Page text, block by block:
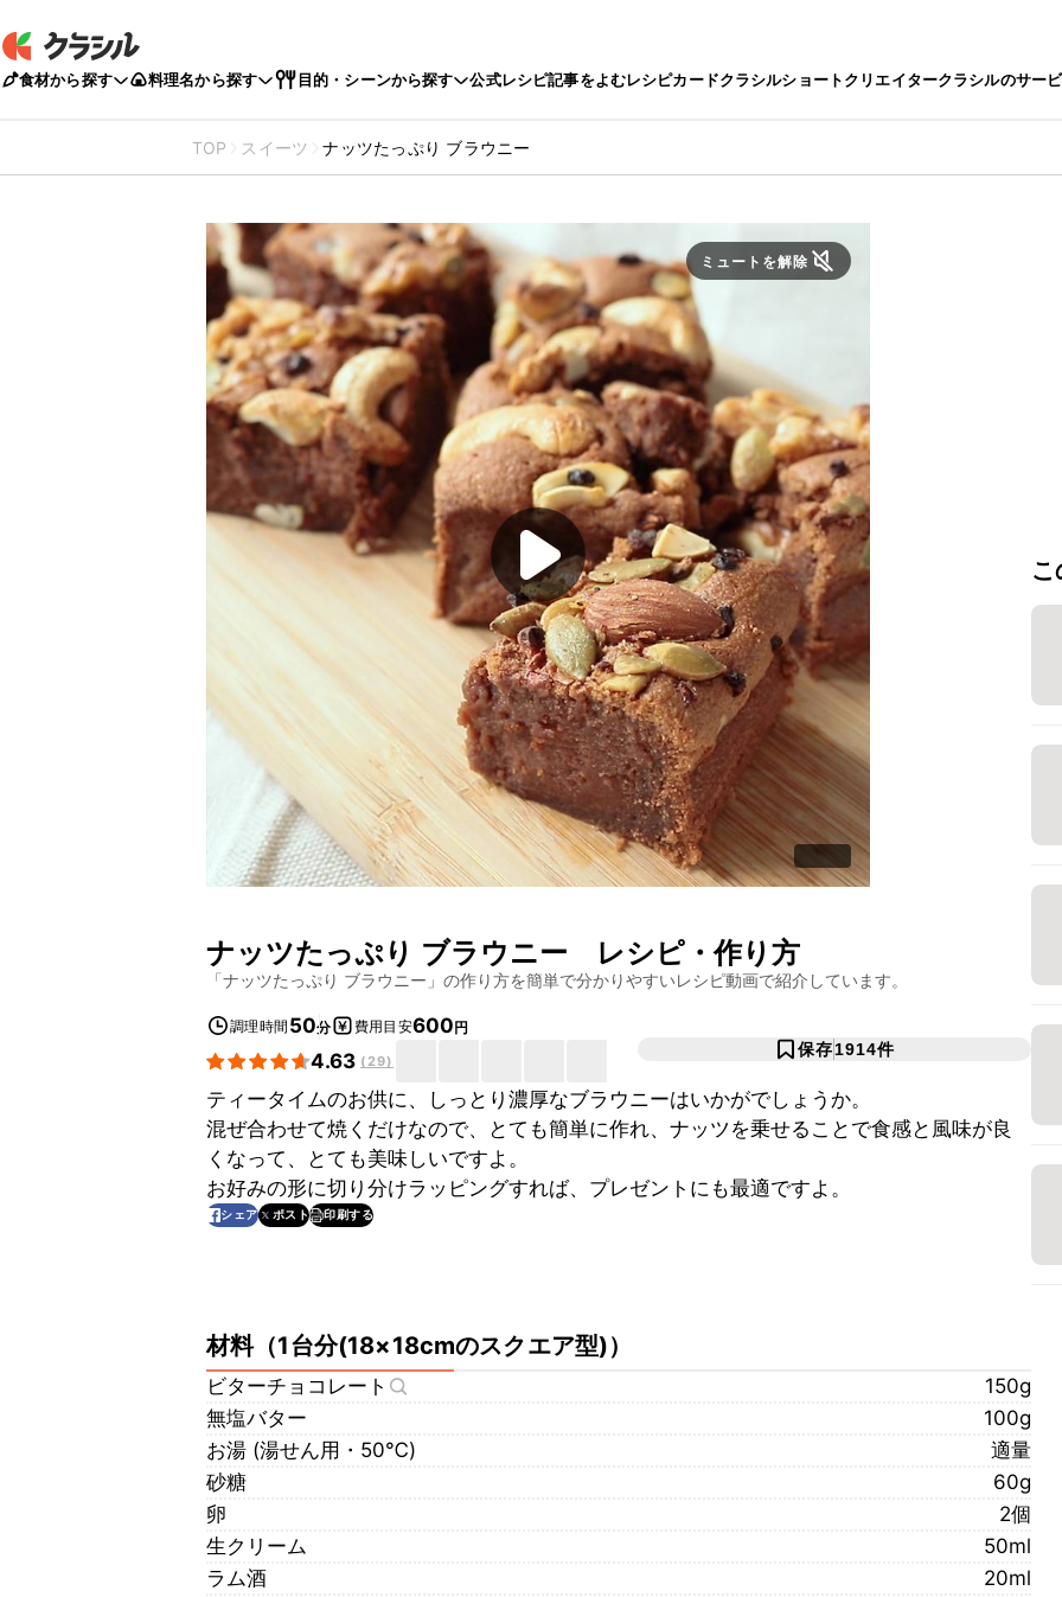
食材から探す 料理名から探す 目的・シーンから探す 公式レシピ記事をよむレシピカードクラシルショートクリエイタークラシルのサー
TOP スイーツ ナッツたっぷり ブラウニー
ミュートを解除
ナッツたっぷり ブラウニー レシピ・作り方
「ナッツたっぷり ブラウニー 」の作り方を簡単で分かりやすいレシピ動画で紹介しています。
調理時間 50分 費用目安600円
4.63 (29)
保存1914件
ティータイムのお供に、しっとり濃厚なブラウニーはいかがでしょうか。
混ぜ合わせて焼くだけなので、とても簡単に作れ、ナッツを乗せることで食感と風味が良
くなって、とても美味しいですよ。
お好みの形に切り分けラッピングすれば、プレゼントにも最適ですよ。
シェア ポスト 印刷する
材料（1台分(18×18cmのスクエア型)）
ビターチョコレート
150g
無塩バター
100g
お湯 (湯せん用・50℃)
適量
砂糖
60g
卵
2個
生クリーム
50ml
ラム酒
20ml